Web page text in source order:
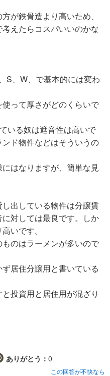
が鉄骨造より高いため、
えたらコスパいいのかな
S、W、で基本的には変わ
って厚さがどのくらいで
いる奴は遮音性は高いで
ド物件などはそういうの
はなりますが、簡単な見
出している物件は分譲賃
対しては最良です。しか
いです。
のはラーメンが多いので
居住分譲用と書いている
投資用と居住用が混ざり
ありがとう： 0
この回答が不快なら